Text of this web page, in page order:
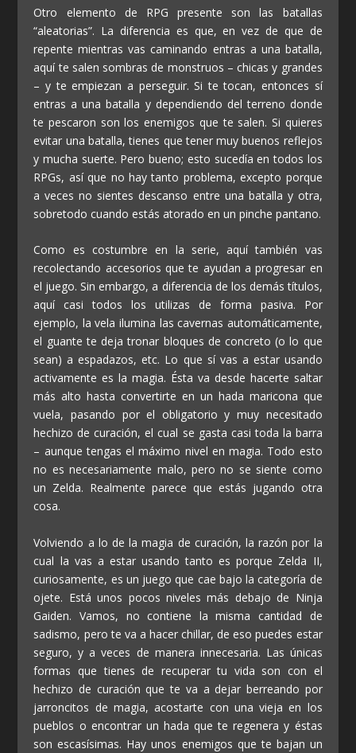
Otro elemento de RPG presente son las batallas
“aleatorias”. La diferencia es que, en vez de que de
repente mientras vas caminando entras a una batalla,
aquí te salen sombras de monstruos – chicas y grandes
– y te empiezan a perseguir. Si te tocan, entonces sí
entras a una batalla y dependiendo del terreno donde
te pescaron son los enemigos que te salen. Si quieres
evitar una batalla, tienes que tener muy buenos reflejos
y mucha suerte. Pero bueno; esto sucedía en todos los
RPGs, así que no hay tanto problema, excepto porque
a veces no sientes descanso entre una batalla y otra,
sobretodo cuando estás atorado en un pinche pantano.
Como es costumbre en la serie, aquí también vas
recolectando accesorios que te ayudan a progresar en
el juego. Sin embargo, a diferencia de los demás títulos,
aquí casi todos los utilizas de forma pasiva. Por
ejemplo, la vela ilumina las cavernas automáticamente,
el guante te deja tronar bloques de concreto (o lo que
sean) a espadazos, etc. Lo que sí vas a estar usando
activamente es la magia. Ésta va desde hacerte saltar
más alto hasta convertirte en un hada maricona que
vuela, pasando por el obligatorio y muy necesitado
hechizo de curación, el cual se gasta casi toda la barra
– aunque tengas el máximo nivel en magia. Todo esto
no es necesariamente malo, pero no se siente como
un Zelda. Realmente parece que estás jugando otra
cosa.
Volviendo a lo de la magia de curación, la razón por la
cual la vas a estar usando tanto es porque Zelda II,
curiosamente, es un juego que cae bajo la categoría de
ojete. Está unos pocos niveles más debajo de Ninja
Gaiden. Vamos, no contiene la misma cantidad de
sadismo, pero te va a hacer chillar, de eso puedes estar
seguro, y a veces de manera innecesaria. Las únicas
formas que tienes de recuperar tu vida son con el
hechizo de curación que te va a dejar berreando por
jarroncitos de magia, acostarte con una vieja en los
pueblos o encontrar un hada que te regenera y éstas
son escasísimas. Hay unos enemigos que te bajan un